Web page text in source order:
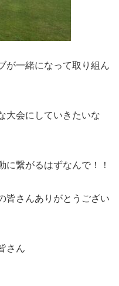
が一緒になって取り組ん
大会にしていきたいな
に繋がるはずなんで！！
皆さんありがとうござい
さん